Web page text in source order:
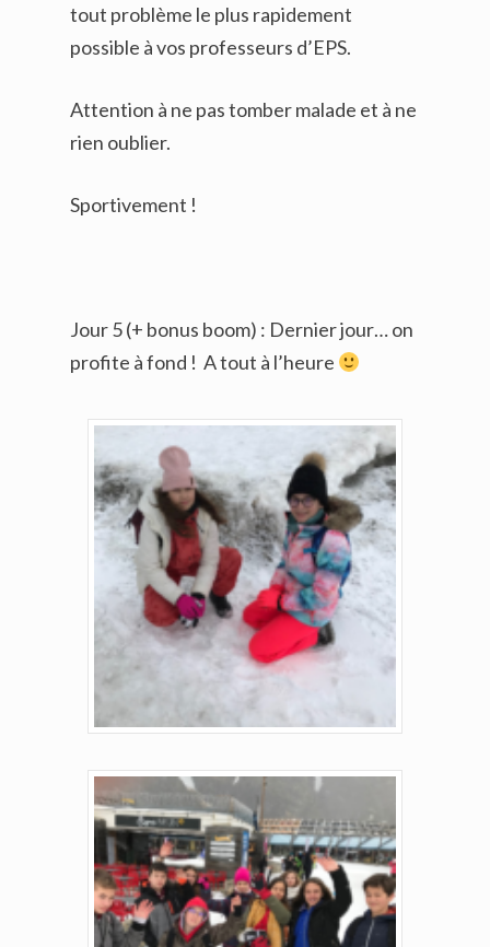
tout problème le plus rapidement
possible à vos professeurs d’EPS.
Attention à ne pas tomber malade et à ne
rien oublier.
Sportivement !
Jour 5 (+ bonus boom) : Dernier jour… on
profite à fond ! A tout à l’heure